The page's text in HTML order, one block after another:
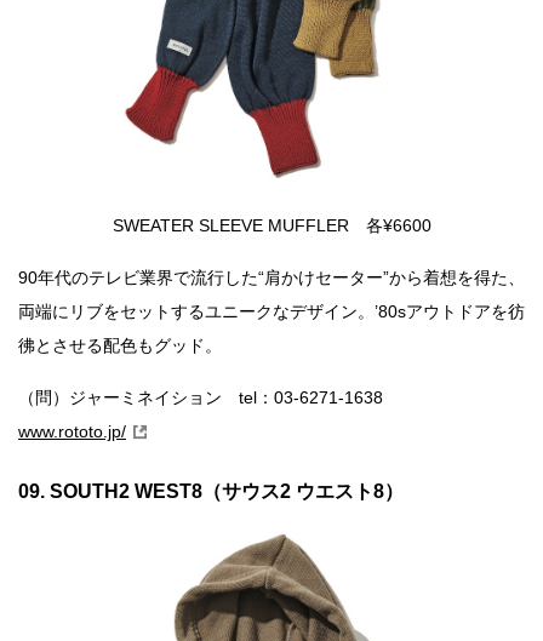
SWEATER SLEEVE MUFFLER 各¥6600
90年代のテレビ業界で流行した“肩かけセーター”から着想を得た、
両端にリブをセットするユニークなデザイン。’80sアウトドアを彷
彿とさせる配色もグッド。
（問）ジャーミネイション tel：03-6271-1638
www.rototo.jp/
09. SOUTH2 WEST8（サウス2 ウエスト8）